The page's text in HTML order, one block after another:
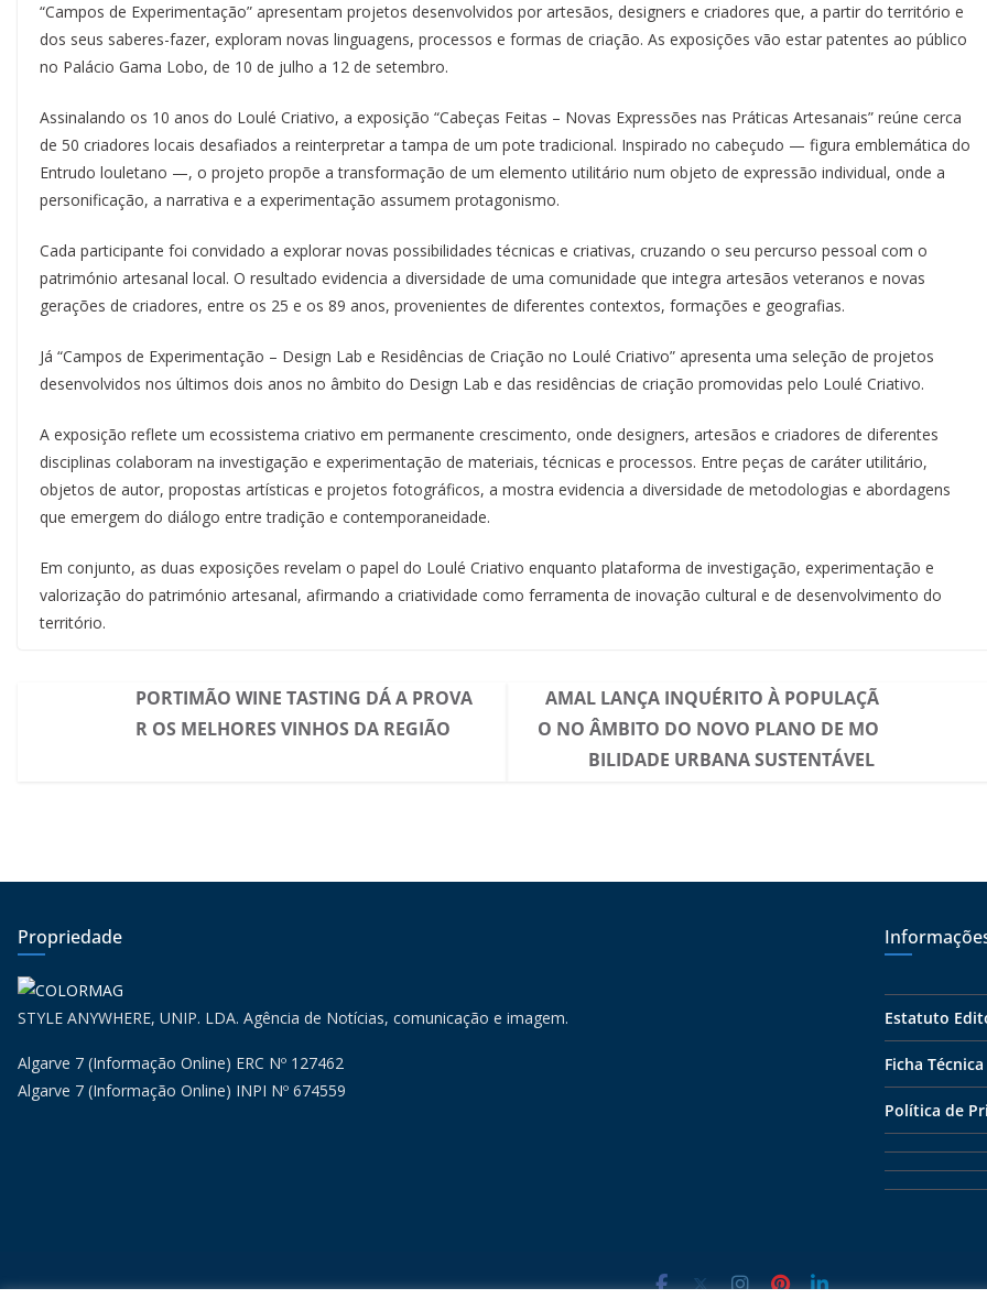
o
k
y s e
s
t
I
n
p
p
a
m
n
k
“Campos de Experimentação” apresentam projetos desenvolvidos por artesãos, designers e criadores que, a partir do território e
dos seus saberes-fazer, exploram novas linguagens, processos e formas de criação. As exposições vão estar patentes ao público
no Palácio Gama Lobo, de 10 de julho a 12 de setembro.
Assinalando os 10 anos do Loulé Criativo, a exposição “Cabeças Feitas – Novas Expressões nas Práticas Artesanais” reúne cerca
de 50 criadores locais desafiados a reinterpretar a tampa de um pote tradicional. Inspirado no cabeçudo — figura emblemática do
Entrudo louletano —, o projeto propõe a transformação de um elemento utilitário num objeto de expressão individual, onde a
personificação, a narrativa e a experimentação assumem protagonismo.
Cada participante foi convidado a explorar novas possibilidades técnicas e criativas, cruzando o seu percurso pessoal com o
património artesanal local. O resultado evidencia a diversidade de uma comunidade que integra artesãos veteranos e novas
gerações de criadores, entre os 25 e os 89 anos, provenientes de diferentes contextos, formações e geografias.
Já “Campos de Experimentação – Design Lab e Residências de Criação no Loulé Criativo” apresenta uma seleção de projetos
desenvolvidos nos últimos dois anos no âmbito do Design Lab e das residências de criação promovidas pelo Loulé Criativo.
A exposição reflete um ecossistema criativo em permanente crescimento, onde designers, artesãos e criadores de diferentes
disciplinas colaboram na investigação e experimentação de materiais, técnicas e processos. Entre peças de caráter utilitário,
objetos de autor, propostas artísticas e projetos fotográficos, a mostra evidencia a diversidade de metodologias e abordagens
que emergem do diálogo entre tradição e contemporaneidade.
Em conjunto, as duas exposições revelam o papel do Loulé Criativo enquanto plataforma de investigação, experimentação e
valorização do património artesanal, afirmando a criatividade como ferramenta de inovação cultural e de desenvolvimento do
território.
PORTIMÃO WINE TASTING DÁ A PROVA
R OS MELHORES VINHOS DA REGIÃO
AMAL LANÇA INQUÉRITO À POPULAÇÃ
O NO ÂMBITO DO NOVO PLANO DE MO
BILIDADE URBANA SUSTENTÁVEL
Propriedade
STYLE ANYWHERE, UNIP. LDA. Agência de Notícias, comunicação e imagem.
Algarve 7 (Informação Online) ERC Nº 127462
Algarve 7 (Informação Online) INPI Nº 674559
Estatuto
Ficha Técnica
Política de